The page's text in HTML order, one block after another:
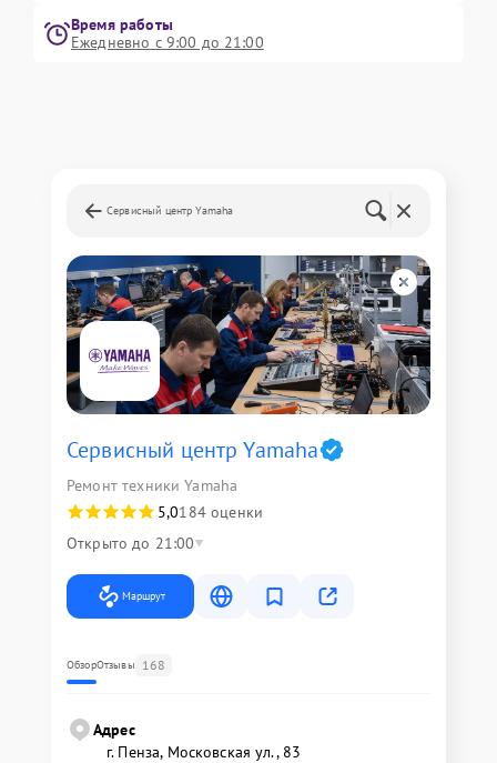
Время работы
Ежедневно с 9:00 до 21:00
Сервисный центр Yamaha
Сервисный центр Yamaha
Ремонт техники Yamaha
5,0184 оценки
Открыто до 21:00
Маршрут
ОбзорОтзывы 168
Адрес
г. Пенза, Московская ул., 83